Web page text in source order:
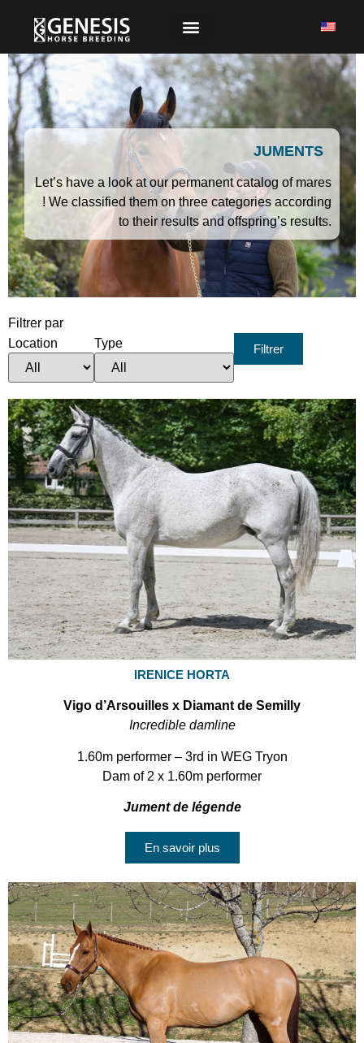
JUMENTS
Let’s have a look at our permanent catalog of mares
! We classified them on three categories according
to their results and offspring’s results.
Filtrer par
Location
Type
IRENICE HORTA
Vigo d’Arsouilles x Diamant de Semilly
Incredible damline
1.60m performer – 3rd in WEG Tryon
Dam of 2 x 1.60m performer
Jument de légende
En savoir plus